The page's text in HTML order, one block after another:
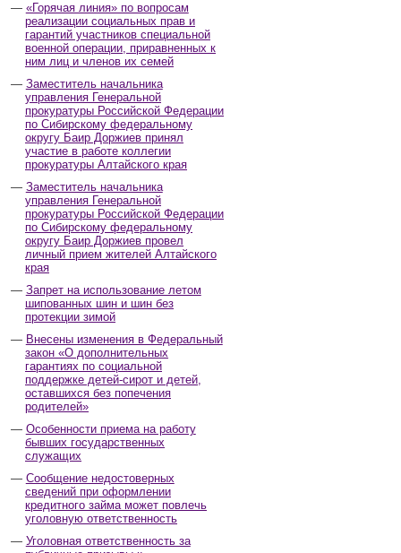
«Горячая линия» по вопросам
реализации социальных прав и
гарантий участников специальной
военной операции, приравненных к
ним лиц и членов их семей
Заместитель начальника
управления Генеральной
прокуратуры Российской Федерации
по Сибирскому федеральному
округу Баир Доржиев принял
участие в работе коллегии
прокуратуры Алтайского края
Заместитель начальника
управления Генеральной
прокуратуры Российской Федерации
по Сибирскому федеральному
округу Баир Доржиев провел
личный прием жителей Алтайского
края
Запрет на использование летом
шипованных шин и шин без
протекции зимой
Внесены изменения в Федеральный
закон «О дополнительных
гарантиях по социальной
поддержке детей-сирот и детей,
оставшихся без попечения
родителей»
Особенности приема на работу
бывших государственных
служащих
Сообщение недостоверных
сведений при оформлении
кредитного займа может повлечь
уголовную ответственность
Уголовная ответственность за